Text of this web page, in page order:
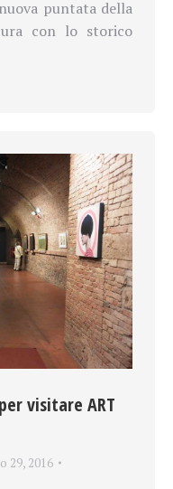
puntata della
con lo storico
visitare ART
29, 2016